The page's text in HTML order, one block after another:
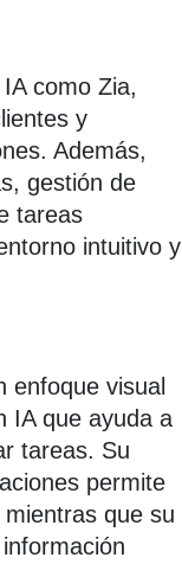
como Zia,
y
Además,
gestión de
tareas
intuitivo y
enfoque visual
IA que ayuda a
tareas. Su
permite
que su